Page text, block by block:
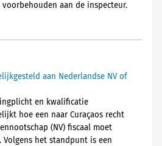
aan de inspecteur.
aan Nederlandse NV of
en kwalificatie
hoe een naar Curaçaos recht
(NV) fiscaal moet
het standpunt is een